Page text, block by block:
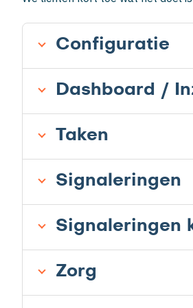
Configuratie
Dashboard /
Taken
Signaleringen
Signaleringen
Zorg